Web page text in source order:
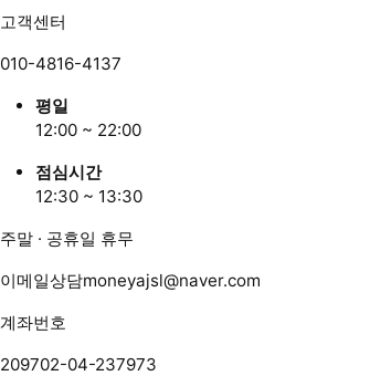
고객센터
010-4816-4137
평일
12:00 ~ 22:00
점심시간
12:30 ~ 13:30
주말 · 공휴일 휴무
이메일상담moneyajsl@naver.com
계좌번호
209702-04-237973